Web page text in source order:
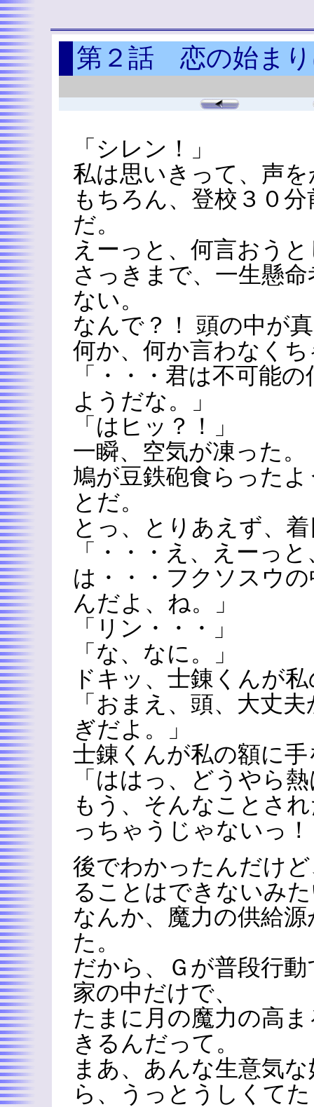
第２話 恋の始まり
「シレン！」
私は思いきって、声
もちろん、登校３０
だ。
えーっと、何言おう
さっきまで、一生懸
ない。
なんで？！ 頭の中が
何か、何か言わなくち
「・・・君は不可能
ようだな。」
「はヒッ？！」
一瞬、空気が凍った。
鳩が豆鉄砲食らった
とだ。
とっ、とりあえず、
「・・・え、えーっ
は・・・フクソスウ
んだよ、ね。」
「リン・・・」
「な、なに。」
ドキッ、士錬くんが
「おまえ、頭、大丈
ぎだよ。」
士錬くんが私の額に
「ははっ、どうやら
もう、そんなことさ
っちゃうじゃないっ！
後でわかったんだけ
ることはできないみ
なんか、魔力の供給
た。
だから、Ｇが普段行
家の中だけで、
たまに月の魔力の高
きるんだって。
まあ、あんな生意気
ら、うっとうしくて